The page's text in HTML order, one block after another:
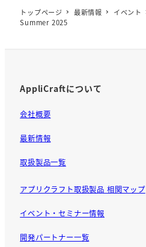
トップページ 最新情報 イベント
Summer 2025
AppliCraftについて
会社概要
最新情報
取扱製品一覧
アプリクラフト取扱製品 相関マップ
イベント・セミナー情報
開発パートナー一覧